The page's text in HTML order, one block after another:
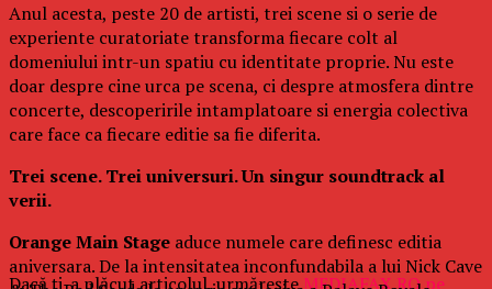
Dacă ţi-a plăcut articolul, urmăreşteMEDIAFAX.RO pe
Anul acesta, peste 20 de artisti, trei scene si o serie de
experiente curatoriate transforma fiecare colt al
domeniului intr-un spatiu cu identitate proprie. Nu este
doar despre cine urca pe scena, ci despre atmosfera dintre
concerte, descoperirile intamplatoare si energia colectiva
care face ca fiecare editie sa fie diferita.
Trei scene. Trei universuri. Un singur soundtrack al
verii.
Orange Main Stage aduce numele care definesc editia
aniversara. De la intensitatea inconfundabila a lui Nick Cave